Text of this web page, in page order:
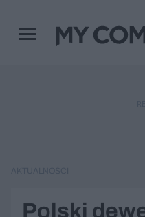
Menu główne
Polski